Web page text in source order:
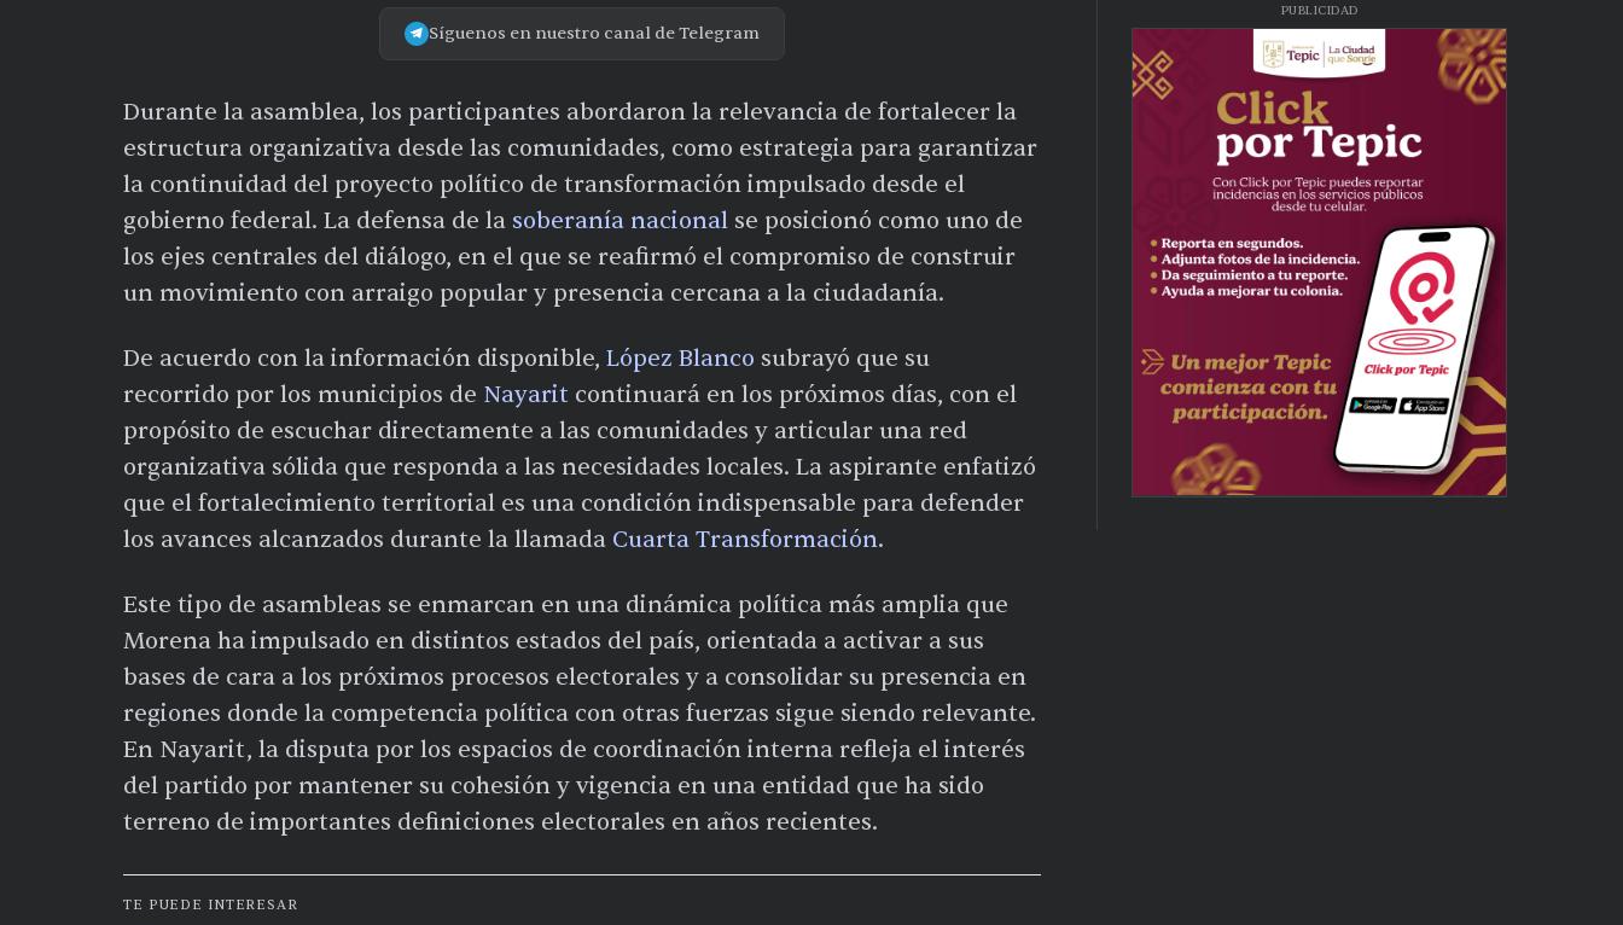
Síguenos en nuestro canal de Telegram
Durante la asamblea, los participantes abordaron la relevancia de fortalecer la
estructura organizativa desde las comunidades, como estrategia para garantizar
la continuidad del proyecto político de transformación impulsado desde el
gobierno federal. La defensa de la soberanía nacional se posicionó como uno de
los ejes centrales del diálogo, en el que se reafirmó el compromiso de construir
un movimiento con arraigo popular y presencia cercana a la ciudadanía.
De acuerdo con la información disponible, López Blanco subrayó que su
recorrido por los municipios de Nayarit continuará en los próximos días, con el
propósito de escuchar directamente a las comunidades y articular una red
organizativa sólida que responda a las necesidades locales. La aspirante enfatizó
que el fortalecimiento territorial es una condición indispensable para defender
los avances alcanzados durante la llamada Cuarta Transformación.
Este tipo de asambleas se enmarcan en una dinámica política más amplia que
Morena ha impulsado en distintos estados del país, orientada a activar a sus
bases de cara a los próximos procesos electorales y a consolidar su presencia en
regiones donde la competencia política con otras fuerzas sigue siendo relevante.
En Nayarit, la disputa por los espacios de coordinación interna refleja el interés
del partido por mantener su cohesión y vigencia en una entidad que ha sido
terreno de importantes definiciones electorales en años recientes.
TE PUEDE INTERESAR
PUBLICIDAD